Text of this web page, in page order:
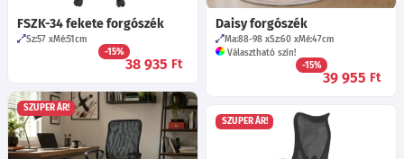
FSZK-34 fekete forgószék
Sz:57 Mé:51cm
-15%
38 935 Ft
Daisy forgószék
Ma:88-98 Sz:60 Mé:47cm
Választható szín!
-15%
39 955 Ft
SZUPER ÁR!
SZUPER ÁR!